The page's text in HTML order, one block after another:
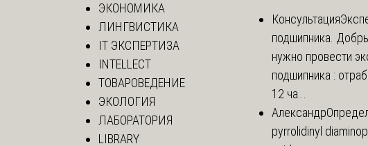
ЭКОНОМИКА
ЛИНГВИСТИКА
IT ЭКСПЕРТИЗА
INTELLECT
ТОВАРОВЕДЕНИЕ
ЭКОЛОГИЯ
ЛАБОРАТОРИЯ
LIBRARY
Консультация
подшипника.
нужно провести
подшипника :
12 ча...
Александр
pyrrolidinyl